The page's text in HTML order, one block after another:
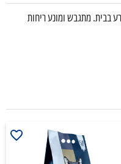
בבית. מתגבש ומונע ריחות